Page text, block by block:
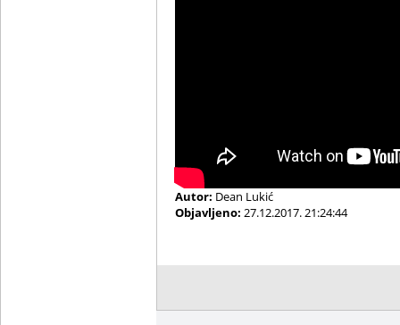
Autor: Dean Lukić
Objavljeno: 27.12.2017. 21:24:44